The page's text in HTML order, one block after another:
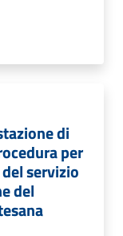
di
per
servizio
del